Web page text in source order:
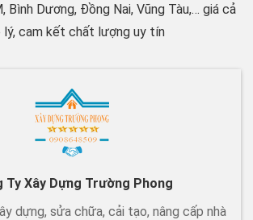
Bình Dương, Đồng Nai, Vũng Tàu,… giá cả
lý, cam kết chất lượng uy tín
Ty Xây Dựng Trường Phong
dựng, sửa chữa, cải tạo, nâng cấp nhà